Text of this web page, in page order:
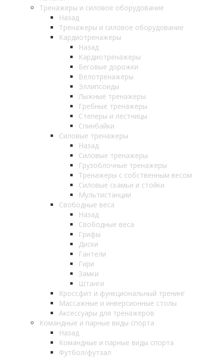
Тренажеры и силовое оборудование
Назад
Тренажеры и силовое оборудование
Кардиотренажеры
Назад
Кардиотренажеры
Беговые дорожки
Велотренажеры
Эллипсоиды
Лыжные тренажеры
Гребные тренажеры
Степеры и лестницы
Спинбайки
Силовые тренажеры
Назад
Силовые тренажеры
Грузоблочные тренажеры
Тренажеры с собственным весом
Силовые скамьи и стойки
Мультистанции
Свободные веса
Назад
Свободные веса
Грифы
Диски
Гантели
Гири
Замки
Штанги
Кроссфит и функциональный тренинг
Массажные и инверсионные столы
Аксессуары для тренажеров
Командные и парные виды спорта
Назад
Командные и парные виды спорта
Футбол/футзал